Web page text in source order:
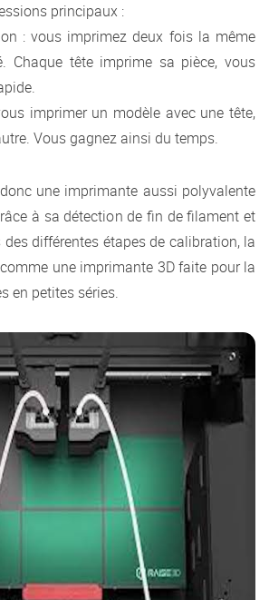
principaux :
: vous imprimez deux fois la même
Chaque tête imprime sa pièce, vous
imprimer un modèle avec une tête,
Vous gagnez ainsi du temps.
une imprimante aussi polyvalente
à sa détection de fin de filament et
différentes étapes de calibration, la
une imprimante 3D faite pour la
en petites séries.